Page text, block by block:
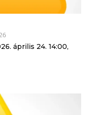
április 24. 14:00,